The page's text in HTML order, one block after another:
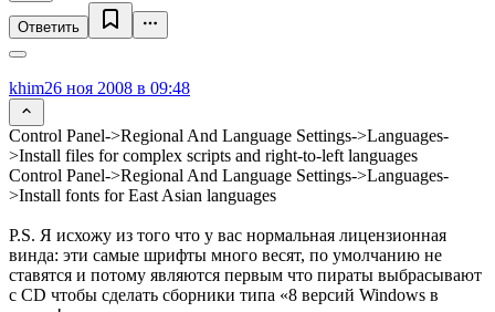
Ответить
khim26 ноя 2008 в 09:48
Control Panel->Regional And Language Settings->Languages-
>Install files for complex scripts and right-to-left languages
Control Panel->Regional And Language Settings->Languages-
>Install fonts for East Asian languages
P.S. Я исхожу из того что у вас нормальная лицензионная
винда: эти самые шрифты много весят, по умолчанию не
ставятся и потому являются первым что пираты выбрасывают
с CD чтобы сделать сборники типа «8 версий Windows в